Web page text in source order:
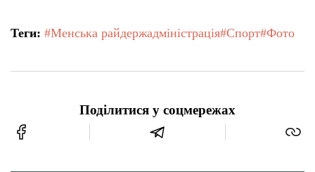
Теги: #Менська райдержадміністрація#Спорт#Фото
Поділитися у соцмережах